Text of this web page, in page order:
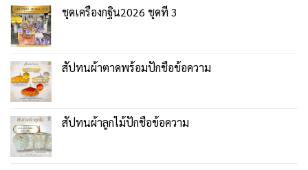
ชุดเครื่องกฐิน2026 ชุดที่ 3
สัปทนผ้าตาดพร้อมปักชื่อข้อความ
สัปทนผ้าลูกไม้ปักชื่อข้อความ